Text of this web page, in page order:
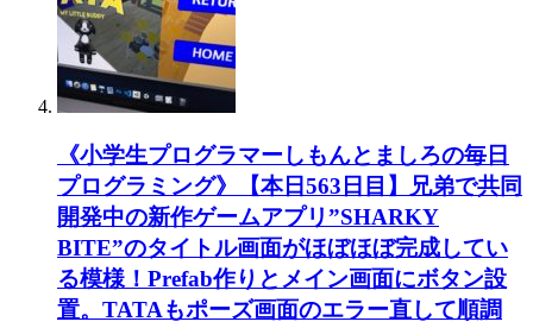
《小学生プログラマーしもんとましろの毎日
プログラミング》【本日563日目】兄弟で共同
開発中の新作ゲームアプリ”SHARKY
BITE”のタイトル画面がほぼほぼ完成してい
る模様！Prefab作りとメイン画面にボタン設
置。TATAもポーズ画面のエラー直して順調